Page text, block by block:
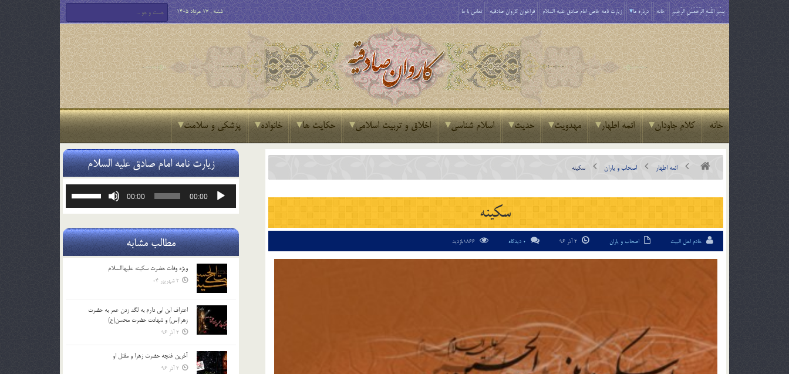
بِسْمِ اللَّـهِ الرَّحْمَـٰنِ الرَّحِيمِ خانه درباره ما زیارت نامه خاص امام صادق علیه السلام فراخوان کاروان صادقیه تماس با ما شنبه , 17 مرداد 1405
خانه کلام جاودان ائمه اطهار مهدویت حدیث اسلام شناسی اخلاق و تربیت اسلامی حکایت ها خانواده پزشکی و سلامت
ائمه اطهار اصحاب و یاران سکینه
سکینه
خادم اهل البیت اصحاب و یاران 0 دیدگاه
زیارت نامه امام صادق علیه السلام
پخش‌کننده
00:00
00:00
یا
صدا
کلیدهای
مطالب مشابه
ویژه وفات حضرت سکینه علیهاالسلام
2 شهریور 04
اعتراف ابن ابي دارم به لگد زدن عمر به حضرت
زهرا(س) و شهادت حضرت محسن(ع)
2 آذر 96
آخرين غنچه حضرت زهرا و مقتل او
2 آذر 96